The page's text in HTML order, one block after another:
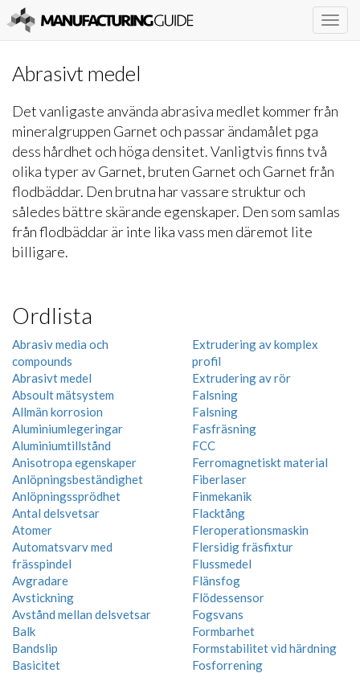
Abrasivt medel
Det vanligaste använda abrasiva medlet kommer från
mineralgruppen Garnet och passar ändamålet pga
dess hårdhet och höga densitet. Vanligtvis finns två
olika typer av Garnet, bruten Garnet och Garnet från
flodbäddar. Den brutna har vassare struktur och
således bättre skärande egenskaper. Den som samlas
från flodbäddar är inte lika vass men däremot lite
billigare.
Ordlista
Abrasiv media och
compounds
Abrasivt medel
Absoult mätsystem
Allmän korrosion
Aluminiumlegeringar
Aluminiumtillstånd
Anisotropa egenskaper
Anlöpningsbeständighet
Anlöpningssprödhet
Antal delsvetsar
Atomer
Automatsvarv med
frässpindel
Avgradare
Avstickning
Avstånd mellan delsvetsar
Balk
Bandslip
Basicitet
Extrudering av komplex
profil
Extrudering av rör
Falsning
Falsning
Fasfräsning
FCC
Ferromagnetiskt material
Fiberlaser
Finmekanik
Flacktång
Fleroperationsmaskin
Flersidig fräsfixtur
Flussmedel
Flänsfog
Flödessensor
Fogsvans
Formbarhet
Formstabilitet vid härdning
Fosforrening